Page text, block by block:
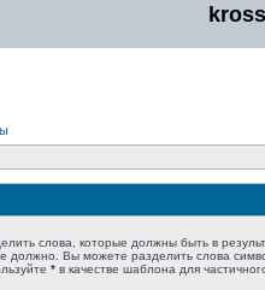
слова, которые должны быть в
должно. Вы можете разделить слова
* в качестве шаблона для